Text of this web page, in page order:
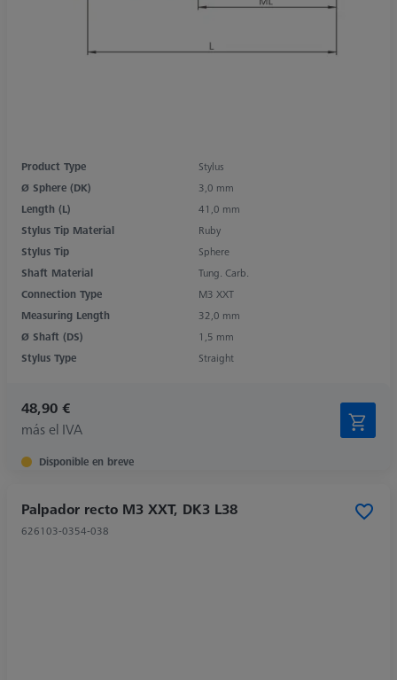
Product Type
Stylus
Ø Sphere (DK)
3,0 mm
Length (L)
41,0 mm
Stylus Tip Material
Ruby
Stylus Tip
Sphere
Shaft Material
Tung. Carb.
Connection Type
M3 XXT
Measuring Length
32,0 mm
Ø Shaft (DS)
1,5 mm
Stylus Type
Straight
48,90 €
más el IVA
Disponible en breve
Palpador recto M3 XXT, DK3 L38
626103-0354-038